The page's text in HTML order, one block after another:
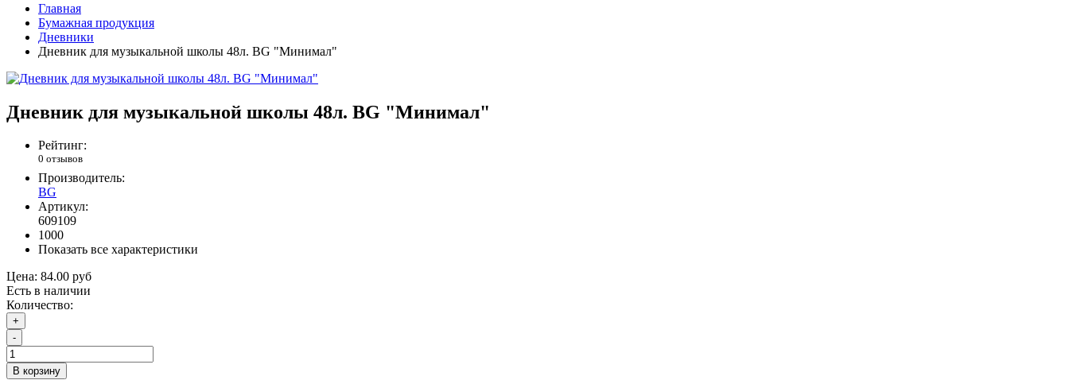
Главная
Бумажная продукция
Дневники
Дневник для музыкальной школы 48л. BG "Минимал"
Дневник для музыкальной школы 48л. BG "Минимал"
Рейтинг:
0 отзывов
Производитель:
BG
Артикул:
609109
1000
Показать все характеристики
Цена: 84.00 руб
Есть в наличии
Количество:
+
-
В корзину